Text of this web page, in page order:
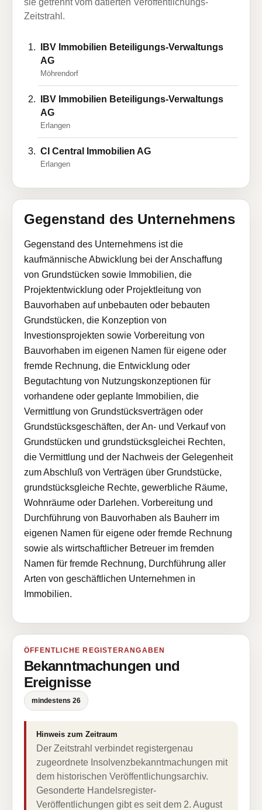
sie getrennt vom datierten Veröffentlichungs-
Zeitstrahl.
IBV Immobilien Beteiligungs-Verwaltungs
AG
Möhrendorf
IBV Immobilien Beteiligungs-Verwaltungs
AG
Erlangen
CI Central Immobilien AG
Erlangen
Gegenstand des Unternehmens
Gegenstand des Unternehmens ist die
kaufmännische Abwicklung bei der Anschaffung
von Grundstücken sowie Immobilien, die
Projektentwicklung oder Projektleitung von
Bauvorhaben auf unbebauten oder bebauten
Grundstücken, die Konzeption von
Investionsprojekten sowie Vorbereitung von
Bauvorhaben im eigenen Namen für eigene oder
fremde Rechnung, die Entwicklung oder
Begutachtung von Nutzungskonzeptionen für
vorhandene oder geplante Immobilien, die
Vermittlung von Grundstücksverträgen oder
Grundstücksgeschäften, der An- und Verkauf von
Grundstücken und grundstücksgleichei Rechten,
die Vermittlung und der Nachweis der Gelegenheit
zum Abschluß von Verträgen über Grundstücke,
grundstücksgleiche Rechte, gewerbliche Räume,
Wohnräume oder Darlehen. Vorbereitung und
Durchführung von Bauvorhaben als Bauherr im
eigenen Namen für eigene oder fremde Rechnung
sowie als wirtschaftlicher Betreuer im fremden
Namen für fremde Rechnung, Durchführung aller
Arten von geschäftlichen Unternehmen in
Immobilien.
ÖFFENTLICHE REGISTERANGABEN
Bekanntmachungen und
Ereignisse
mindestens 26
Hinweis zum Zeitraum
Der Zeitstrahl verbindet registergenau
zugeordnete Insolvenzbekanntmachungen mit
dem historischen Veröffentlichungsarchiv.
Gesonderte Handelsregister-
Veröffentlichungen gibt es seit dem 2. August